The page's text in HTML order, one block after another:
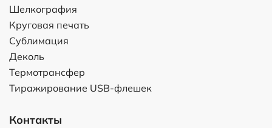
Шелкография
Круговая печать
Сублимация
Деколь
Термотрансфер
Тиражирование USB-флешек
Контакты